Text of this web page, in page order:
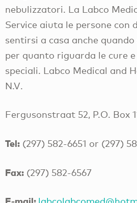
nebulizzatori. La Labco
Service aiuta le persone con
sentirsi a casa anche
per quanto riguarda le cure
speciali. Labco Medical and
N.V.
Fergusonstraat 52, P.O. Box
Tel: (297) 582-6651 or (297)
Fax: (297) 582-6567